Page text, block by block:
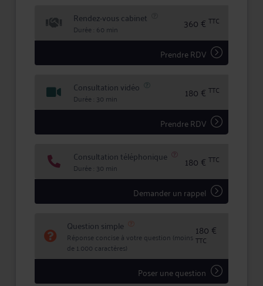
Rendez-vous cabinet
Durée : 60 min 360 € TTC
Prendre RDV
Consultation vidéo
Durée : 30 min 180 € TTC
Prendre RDV
Consultation téléphonique
Durée : 30 min 180 € TTC
Demander un rappel
Question simple
Réponse concise à votre question (moins
de 1.000 caractères)
180 €
TTC
Poser une question